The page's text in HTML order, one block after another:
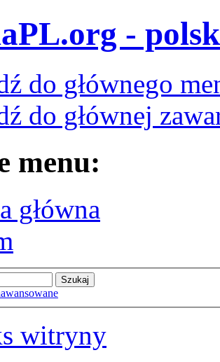
-
do głównego
do głównej
menu:
główna
witryny